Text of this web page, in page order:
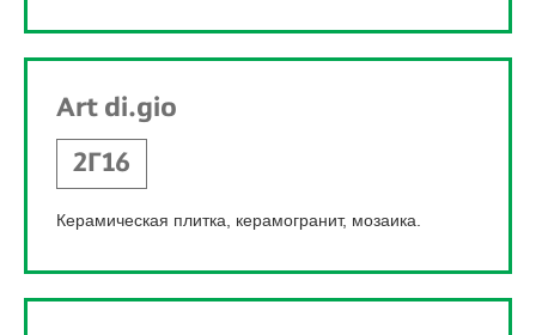
Art di.gio
2Г16
Керамическая плитка, керамогранит, мозаика.